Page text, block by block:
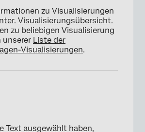
zu Visualisierungen
Visualisierungsübersicht.
zu beliebigen Visualisierung
unserer Liste der
Visualisierungen.
Text ausgewählt haben,